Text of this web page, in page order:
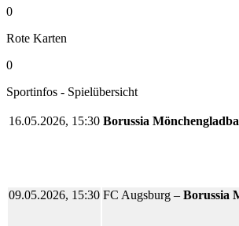
0
Rote Karten
0
Sportinfos - Spielübersicht
16.05.2026, 15:30 Borussia
09.05.2026, 15:30 FC Augsburg – Borussia